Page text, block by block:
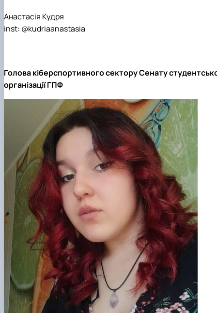
Анастасія Кудря
inst: @kudriaanastasia
Голова кіберспортивного сектору Сенату
організації ГПФ